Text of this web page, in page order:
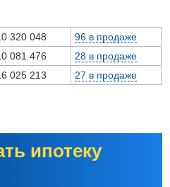
320 048
96 в продаже
081 476
28 в продаже
025 213 27 в продаже
ипотеку